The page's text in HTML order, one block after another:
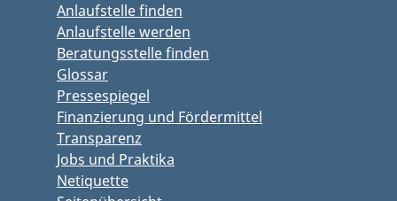
Anlaufstelle finden
Anlaufstelle werden
Beratungsstelle finden
Glossar
Pressespiegel
Finanzierung und Fördermittel
Transparenz
Jobs und Praktika
Netiquette